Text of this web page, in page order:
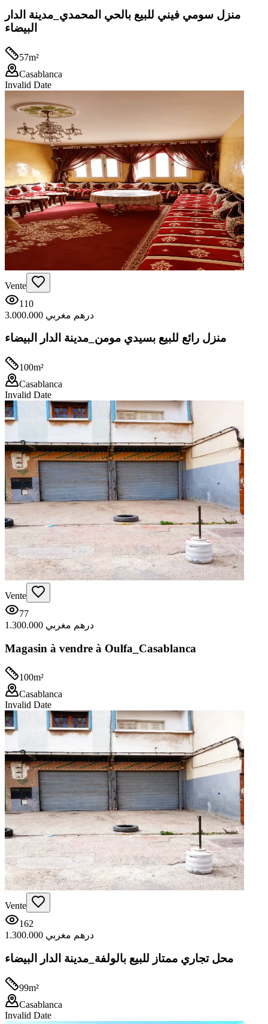
منزل سومي فيني للبيع بالحي المحمدي_مدينة الدار
البيضاء
57m²
Casablanca
Invalid Date
Vente
110
3.000.000 درهم مغربي
منزل رائع للبيع بسيدي مومن_مدينة الدار البيضاء
100m²
Casablanca
Invalid Date
Vente
77
1.300.000 درهم مغربي
Magasin à vendre à Oulfa_Casablanca
100m²
Casablanca
Invalid Date
Vente
162
1.300.000 درهم مغربي
محل تجاري ممتاز للبيع بالولفة_مدينة الدار البيضاء
99m²
Casablanca
Invalid Date